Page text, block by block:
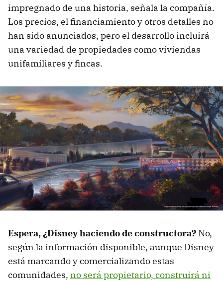
impregnado de una historia, señala la compañía.
Los precios, el financiamiento y otros detalles no
han sido anunciados, pero el desarrollo incluirá
una variedad de propiedades como viviendas
unifamiliares y fincas.
Espera, ¿Disney haciendo de constructora? No,
según la información disponible, aunque Disney
está marcando y comercializando estas
comunidades, no será propietario, construirá ni